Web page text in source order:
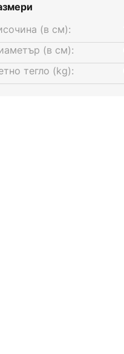
(в см):
(в см):
тегло (kg):